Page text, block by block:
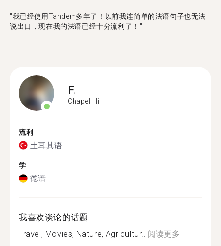
"​​我已经使用Tandem多年了！以前我连简单的法语句子也无法
说出口，现在我的法语已经十分流利了！"
F.
Chapel Hill
流利
土耳其语
学
德语
我喜欢谈论的话题
Travel, Movies, Nature, Agricultur...阅读更多